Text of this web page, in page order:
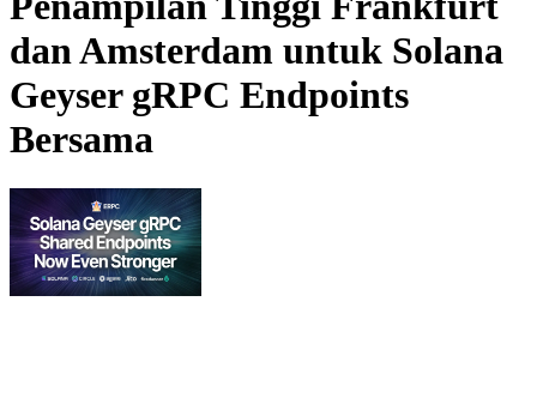
dan Amsterdam untuk Solana
Geyser gRPC Endpoints
Bersama